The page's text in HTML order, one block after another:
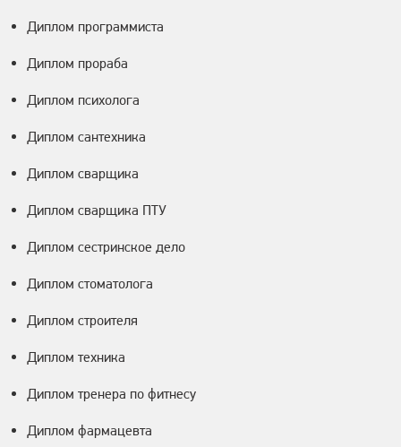
Диплом программиста
Диплом прораба
Диплом психолога
Диплом сантехника
Диплом сварщика
Диплом сварщика ПТУ
Диплом сестринское дело
Диплом стоматолога
Диплом строителя
Диплом техника
Диплом тренера по фитнесу
Диплом фармацевта